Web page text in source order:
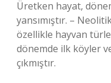
Üretken hayat,
yansımıştır. –
özellikle hayvan
dönemde ilk köyler
çıkmıştır.